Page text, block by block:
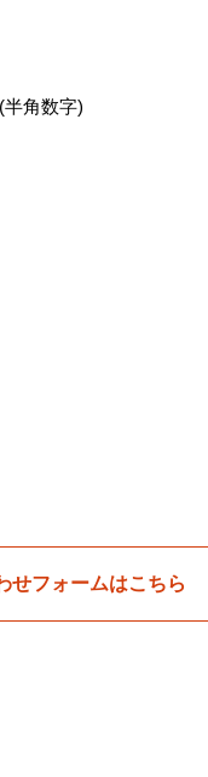
(半角数字)
せフォームはこちら